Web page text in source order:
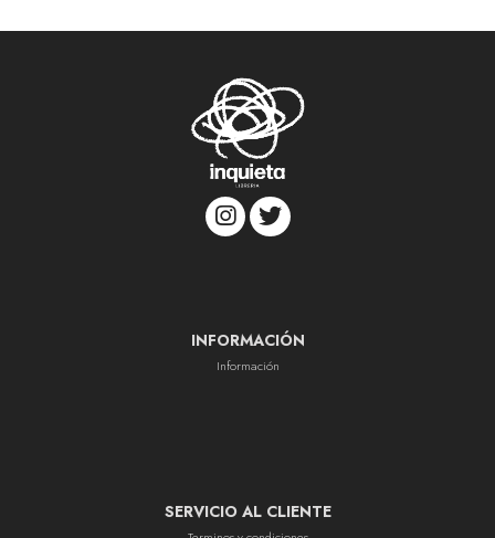
INFORMACIÓN
Información
SERVICIO AL CLIENTE